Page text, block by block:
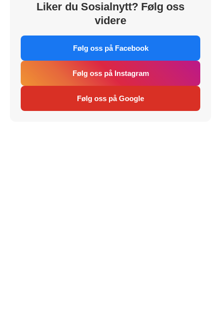
Liker du Sosialnytt? Følg oss
videre
Følg oss på Facebook
Følg oss på Instagram
Følg oss på Google